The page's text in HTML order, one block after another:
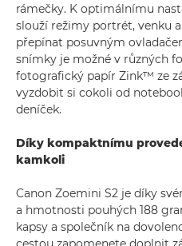
rámečky. K optimálnímu
slouží režimy portrét, venku
přepínat posuvným
snímky je možné v různých
fotografický papír Zink™ ze
vyzdobit si cokoli od
deníček.
Díky kompaktnímu
kamkoli
Canon Zoemini S2 je díky
a hmotnosti pouhých 188
kapsy a společník na